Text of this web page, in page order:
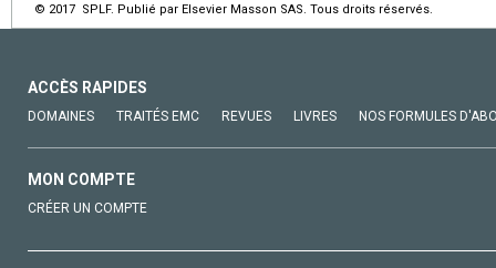
© 2017 SPLF. Publié par Elsevier Masson SAS. Tous droits réservés.
ACCÈS RAPIDES
DOMAINES TRAITÉS EMC REVUES LIVRES NOS FORMULES
MON COMPTE
CRÉER UN COMPTE